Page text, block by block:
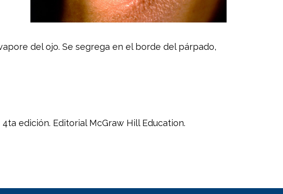
del ojo. Se segrega en el borde del párpado,
edición. Editorial McGraw Hill Education.